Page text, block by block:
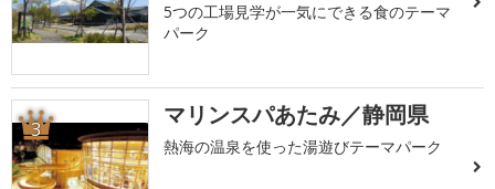
5つの工場見学が一気にできる食のテーマ
パーク
3 マリンスパあたみ／静岡県
熱海の温泉を使った湯遊びテーマパーク